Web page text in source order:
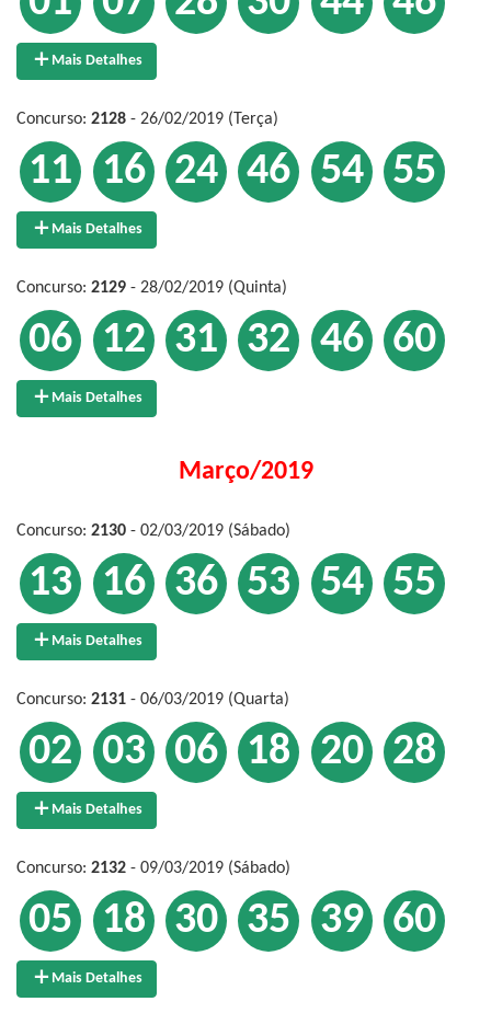
Mais Detalhes
Concurso: 2128 - 26/02/2019 (Terça)
11 16 24 46 54 55
Mais Detalhes
Concurso: 2129 - 28/02/2019 (Quinta)
06 12 31 32 46 60
Mais Detalhes
Março/2019
Concurso: 2130 - 02/03/2019 (Sábado)
13 16 36 53 54 55
Mais Detalhes
Concurso: 2131 - 06/03/2019 (Quarta)
02 03 06 18 20 28
Mais Detalhes
Concurso: 2132 - 09/03/2019 (Sábado)
05 18 30 35 39 60
Mais Detalhes